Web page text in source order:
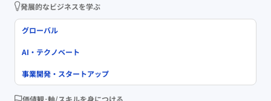
発展的なビジネスを学ぶ
グローバル
AI・テクノベート
事業開発・スタートアップ